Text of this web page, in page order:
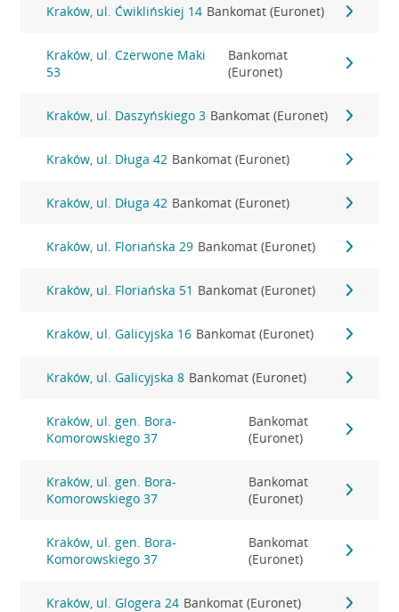
Kraków, ul. Ćwiklińskiej 14 Bankomat (Euronet)
Kraków, ul. Czerwone Maki
53
Bankomat
(Euronet)
Kraków, ul. Daszyńskiego 3 Bankomat (Euronet)
Kraków, ul. Długa 42 Bankomat (Euronet)
Kraków, ul. Długa 42 Bankomat (Euronet)
Kraków, ul. Floriańska 29 Bankomat (Euronet)
Kraków, ul. Floriańska 51 Bankomat (Euronet)
Kraków, ul. Galicyjska 16 Bankomat (Euronet)
Kraków, ul. Galicyjska 8 Bankomat (Euronet)
Kraków, ul. gen. Bora-
Komorowskiego 37
Bankomat
(Euronet)
Kraków, ul. gen. Bora-
Komorowskiego 37
Bankomat
(Euronet)
Kraków, ul. gen. Bora-
Komorowskiego 37
Bankomat
(Euronet)
Kraków, ul. Glogera 24 Bankomat (Euronet)